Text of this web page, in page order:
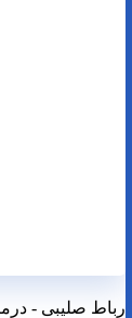
رباط صلیبی -